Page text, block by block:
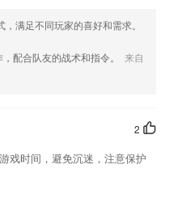
喜欢这款软件，您可以到应用
以帮助我们更好的对产品进行优
，满足不同玩家的喜好和需求。
配合队友的战术和指令。
来自
2
戏时间，避免沉迷，注意保护